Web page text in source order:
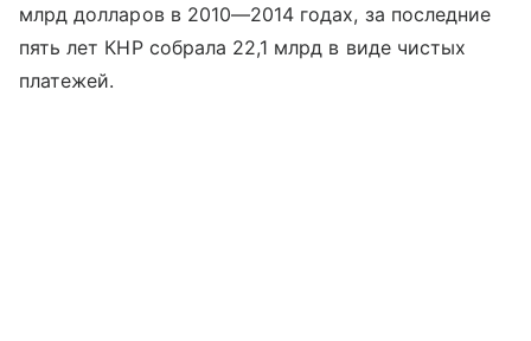
млрд долларов в 2010—2014 годах, за последние
пять лет КНР собрала 22,1 млрд в виде чистых
платежей.